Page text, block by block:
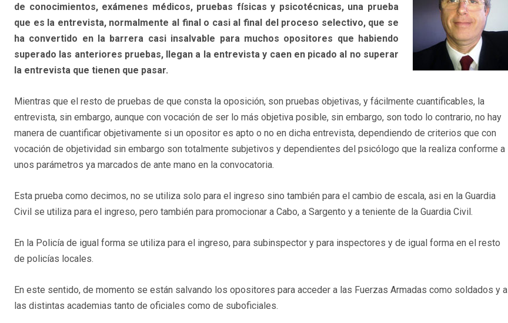
de conocimientos, exámenes médicos, pruebas físicas y psicotécnicas, una prueba
que es la entrevista, normalmente al final o casi al final del proceso selectivo, que se
ha convertido en la barrera casi insalvable para muchos opositores que habiendo
superado las anteriores pruebas, llegan a la entrevista y caen en picado al no superar
la entrevista que tienen que pasar.
Mientras que el resto de pruebas de que consta la oposición, son pruebas objetivas, y fácilmente cuantificables, la
entrevista, sin embargo, aunque con vocación de ser lo más objetiva posible, sin embargo, son todo lo contrario, no hay
manera de cuantificar objetivamente si un opositor es apto o no en dicha entrevista, dependiendo de criterios que con
vocación de objetividad sin embargo son totalmente subjetivos y dependientes del psicólogo que la realiza conforme a
unos parámetros ya marcados de ante mano en la convocatoria.
Esta prueba como decimos, no se utiliza solo para el ingreso sino también para el cambio de escala, asi en la Guardia
Civil se utiliza para el ingreso, pero también para promocionar a Cabo, a Sargento y a teniente de la Guardia Civil.
En la Policía de igual forma se utiliza para el ingreso, para subinspector y para inspectores y de igual forma en el resto
de policías locales.
En este sentido, de momento se están salvando los opositores para acceder a las Fuerzas Armadas como soldados y a
las distintas academias tanto de oficiales como de suboficiales.